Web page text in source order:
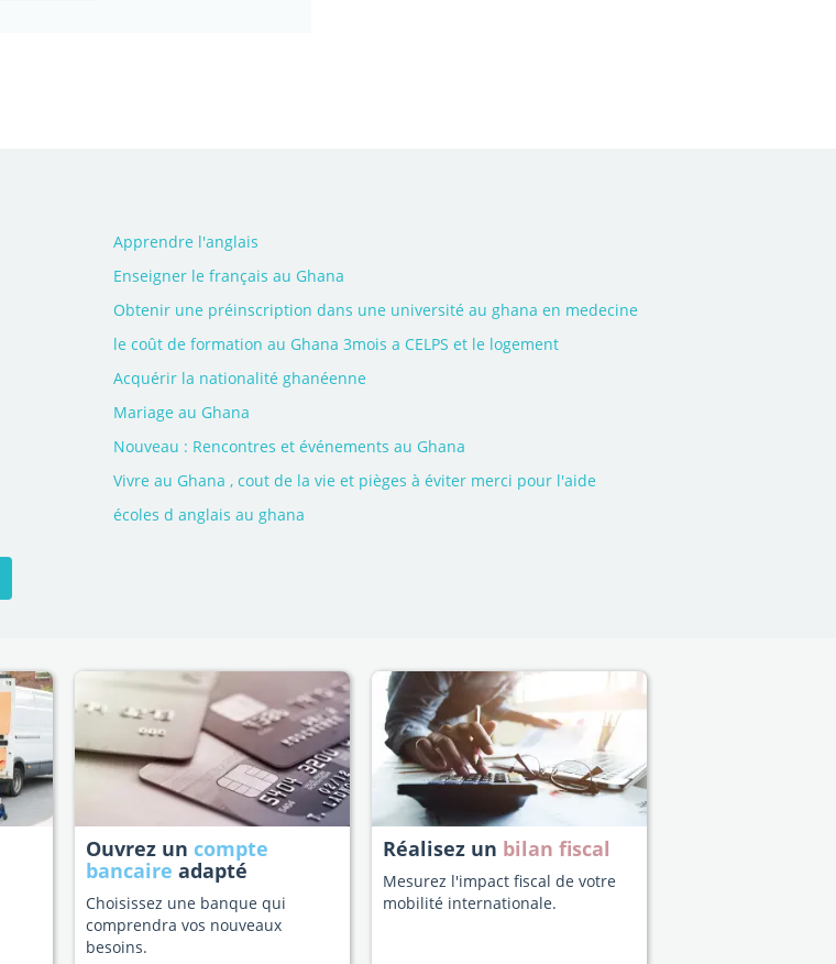
Apprendre l'anglais
Enseigner le français au Ghana
Obtenir une préinscription dans une université au ghana en medecine
le coût de formation au Ghana 3mois a CELPS et le logement
Acquérir la nationalité ghanéenne
Mariage au Ghana
Nouveau : Rencontres et événements au Ghana
Vivre au Ghana , cout de la vie et pièges à éviter merci pour l'aide
écoles d anglais au ghana
Ouvrez un compte
bancaire adapté
Choisissez une banque qui
comprendra vos nouveaux
besoins.
Réalisez un bilan fiscal
Mesurez l'impact fiscal de votre
mobilité internationale.